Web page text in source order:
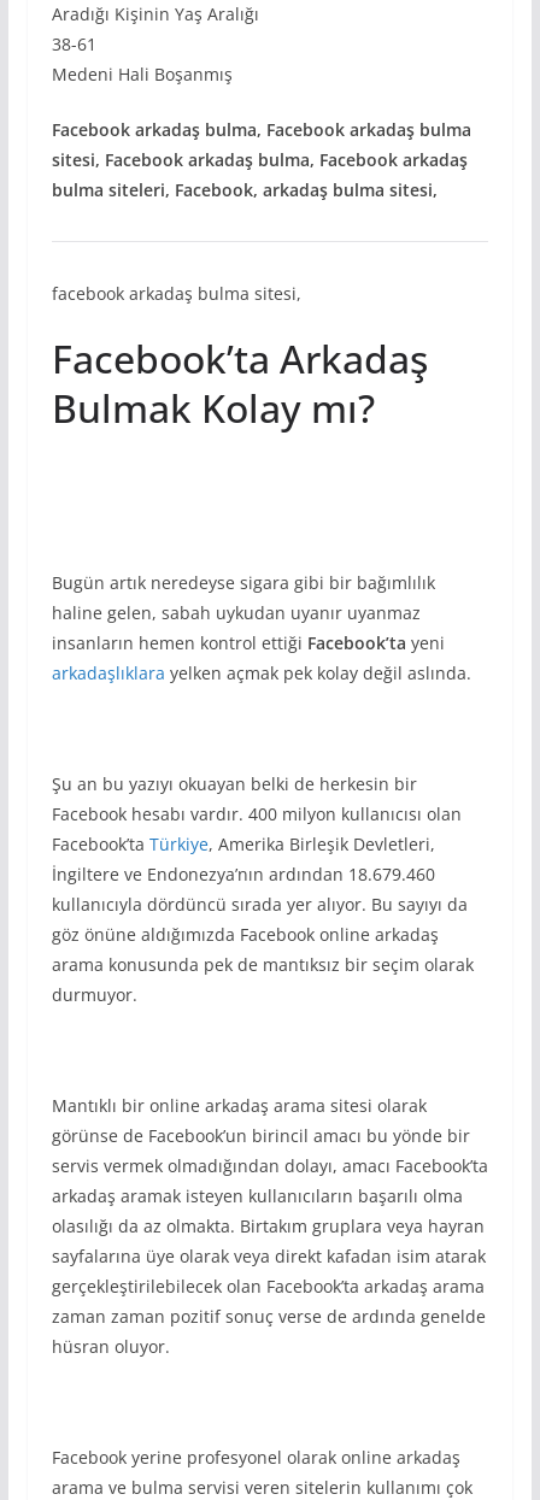
Aradığı Kişinin Yaş Aralığı
38-61
Medeni Hali Boşanmış
Facebook arkadaş bulma, Facebook arkadaş bulma
sitesi, Facebook arkadaş bulma, Facebook arkadaş
bulma siteleri, Facebook, arkadaş bulma sitesi,
facebook arkadaş bulma sitesi,
Facebook’ta Arkadaş
Bulmak Kolay mı?
Bugün artık neredeyse sigara gibi bir bağımlılık
haline gelen, sabah uykudan uyanır uyanmaz
insanların hemen kontrol ettiği Facebook’ta yeni
arkadaşlıklara yelken açmak pek kolay değil aslında.
Şu an bu yazıyı okuayan belki de herkesin bir
Facebook hesabı vardır. 400 milyon kullanıcısı olan
Facebook’ta Türkiye, Amerika Birleşik Devletleri,
İngiltere ve Endonezya’nın ardından 18.679.460
kullanıcıyla dördüncü sırada yer alıyor. Bu sayıyı da
göz önüne aldığımızda Facebook online arkadaş
arama konusunda pek de mantıksız bir seçim olarak
durmuyor.
Mantıklı bir online arkadaş arama sitesi olarak
görünse de Facebook’un birincil amacı bu yönde bir
servis vermek olmadığından dolayı, amacı Facebook’ta
arkadaş aramak isteyen kullanıcıların başarılı olma
olasılığı da az olmakta. Birtakım gruplara veya hayran
sayfalarına üye olarak veya direkt kafadan isim atarak
gerçekleştirilebilecek olan Facebook’ta arkadaş arama
zaman zaman pozitif sonuç verse de ardında genelde
hüsran oluyor.
Facebook yerine profesyonel olarak online arkadaş
arama ve bulma servisi veren sitelerin kullanımı çok